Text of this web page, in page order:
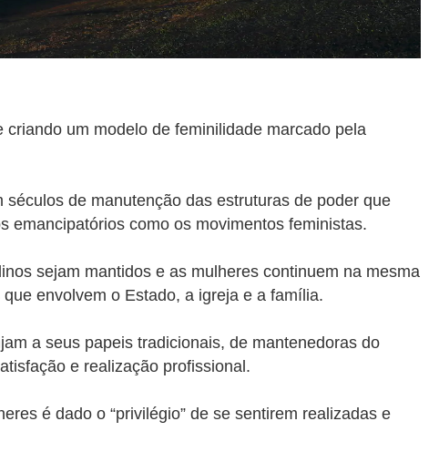
um modelo de feminilidade marcado pela
de manutenção das estruturas de poder que
emancipatórios como os movimentos feministas.
sejam mantidos e as mulheres continuem na mesma
envolvem o Estado, a igreja e a família.
a seus papeis tradicionais, de mantenedoras do
e realização profissional.
é dado o “privilégio” de se sentirem realizadas e